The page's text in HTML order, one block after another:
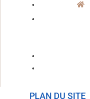
PLAN DU SITE